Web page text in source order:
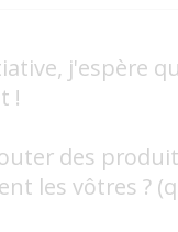
j'espère
!
des
les vôtres ?